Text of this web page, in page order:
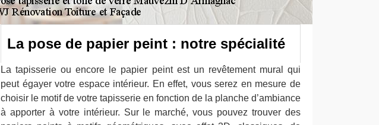
La pose de papier peint : notre spécialité
La tapisserie ou encore le papier peint est un revêtement mural qui
peut égayer votre espace intérieur. En effet, vous serez en mesure de
choisir le motif de votre tapisserie en fonction de la planche d’ambiance
à apporter à votre intérieur. Sur le marché, vous pouvez trouver des